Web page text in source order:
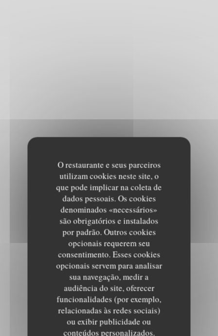
O restaurante e seus parceiros
utilizam cookies neste site, o
que pode implicar na coleta de
dados pessoais. Os cookies
denominados «necessários»
são obrigatórios e instalados
por padrão. Outros cookies
opcionais requerem seu
consentimento. Esses cookies
opcionais servem para analisar
sua navegação, medir a
audiência do site, oferecer
funcionalidades (por exemplo,
relacionadas às redes sociais)
ou exibir publicidade ou
conteúdos personalizados.